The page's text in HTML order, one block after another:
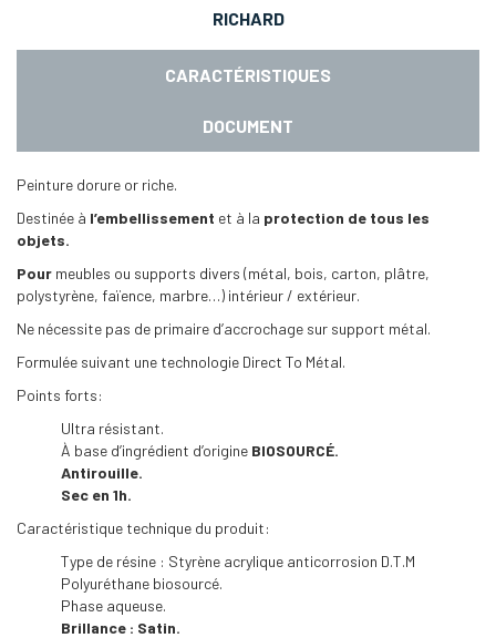
RICHARD
CARACTÉRISTIQUES
DOCUMENT
Peinture dorure or riche.
Destinée à l’embellissement et à la protection de tous les
objets.
Pour meubles ou supports divers (métal, bois, carton, plâtre,
polystyrène, faïence, marbre…) intérieur / extérieur.
Ne nécessite pas de primaire d’accrochage sur support métal.
Formulée suivant une technologie Direct To Métal.
Points forts:
Ultra résistant.
À base d’ingrédient d’origine BIOSOURCÉ.
Antirouille.
Sec en 1h.
Caractéristique technique du produit:
Type de résine : Styrène acrylique anticorrosion D.T.M
Polyuréthane biosourcé.
Phase aqueuse.
Brillance : Satin.